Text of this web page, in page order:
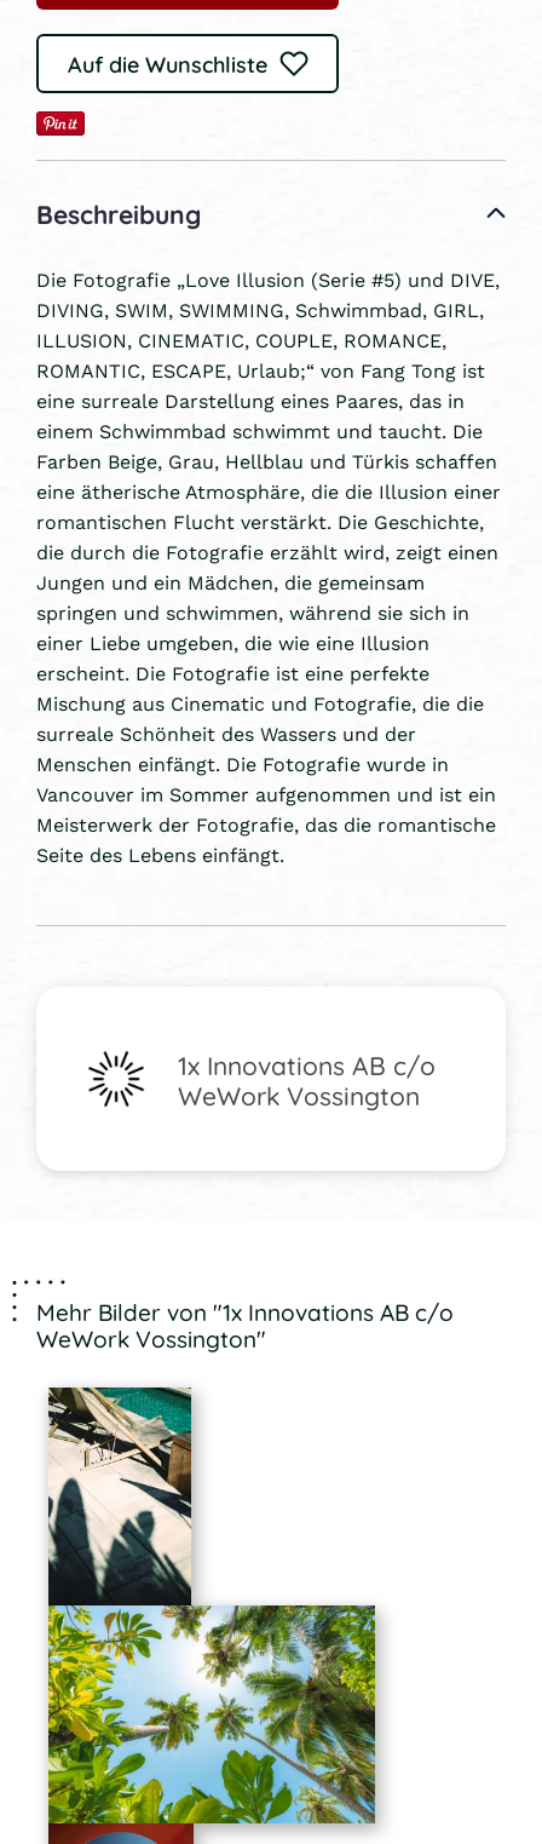
Auf die Wunschliste
Beschreibung
Die Fotografie „Love Illusion (Serie #5) und DIVE,
DIVING, SWIM, SWIMMING, Schwimmbad, GIRL,
ILLUSION, CINEMATIC, COUPLE, ROMANCE,
ROMANTIC, ESCAPE, Urlaub;“ von Fang Tong ist
eine surreale Darstellung eines Paares, das in
einem Schwimmbad schwimmt und taucht. Die
Farben Beige, Grau, Hellblau und Türkis schaffen
eine ätherische Atmosphäre, die die Illusion einer
romantischen Flucht verstärkt. Die Geschichte,
die durch die Fotografie erzählt wird, zeigt einen
Jungen und ein Mädchen, die gemeinsam
springen und schwimmen, während sie sich in
einer Liebe umgeben, die wie eine Illusion
erscheint. Die Fotografie ist eine perfekte
Mischung aus Cinematic und Fotografie, die die
surreale Schönheit des Wassers und der
Menschen einfängt. Die Fotografie wurde in
Vancouver im Sommer aufgenommen und ist ein
Meisterwerk der Fotografie, das die romantische
Seite des Lebens einfängt.
1x Innovations AB c/o
WeWork Vossington
Mehr Bilder von "1x Innovations AB c/o
WeWork Vossington"